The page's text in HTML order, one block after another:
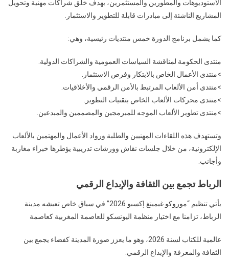
الأستوديوهات والمطورين والمستثمرين، بهدف خلق شراكات مهنية وتحويل
المشاريع الناشئة إلى مبادرات قابلة للتطوير والاستثمار.
كما يشمل برنامج الدورة خمس منتديات رئيسية، وهي:
منتدى الحكومة لمناقشة السياسات العمومية والشراكات الدولية.
>منتدى الأعمال الخاص بالابتكار وفرص الاستثمار.
>منتدى أمن الألعاب المرتبط بالأمن الرقمي والأخلاقيات.
>منتدى محركات الألعاب الخاص بتقنيات التطوير.
>منتدى تطوير الألعاب الموجه للمبرمجين والمصممين والمبدعين.
وتستهدف هذه اللقاءات المهنيين والطلبة ورواد الأعمال والمهتمين بالألعاب
الإلكترونية، من خلال جلسات نقاش وورشات تدريبية يؤطرها خبراء مغاربة
وأجانب.
الرباط تجمع بين الثقافة والإبداع الرقمي
يأتي تنظيم “موروكو غيمينغ إكسبو 2026” في سياق خاص تعيشه مدينة
الرباط، تزامنا مع اختيار منظمة اليونسكو للعاصمة المغربية كعاصمة
عالمية للكتاب لسنة 2026، وهو ما يعزز صورة المدينة كفضاء يجمع بين
الثقافة والمعرفة والإبداع الرقمي.